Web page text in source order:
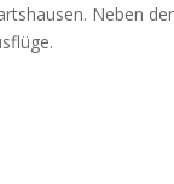
Neben